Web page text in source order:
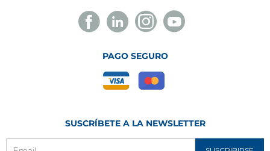
Facebook
Novelec
Linkedin
Novelec
Instagram
Novelec
Youtube
Novelec
PAGO SEGURO
SUSCRÍBETE A LA NEWSLETTER